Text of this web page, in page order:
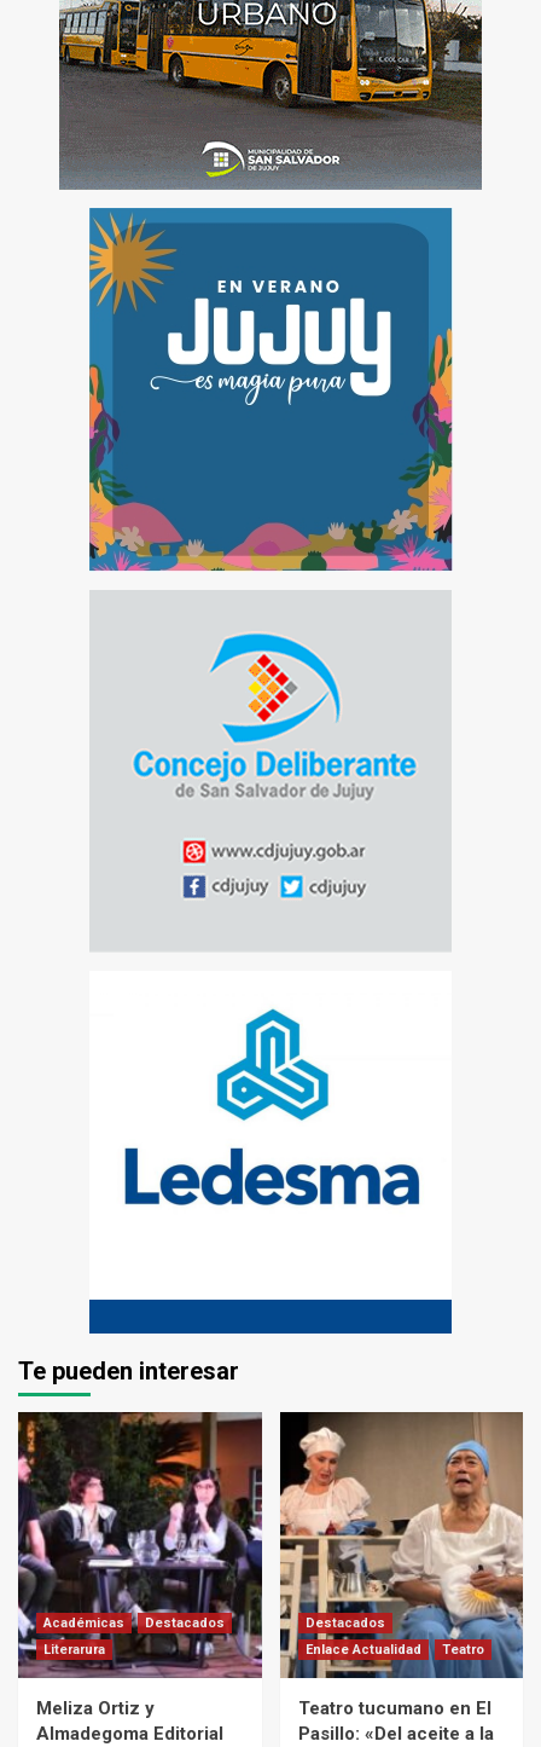
Te pueden interesar
Académicas
Destacados
Literarura
Meliza Ortiz y
Almadegoma Editorial
Destacados
Enlace Actualidad
Teatro
Teatro tucumano en El
Pasillo: «Del aceite a la